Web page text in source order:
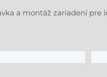
a montáž zariadení pre